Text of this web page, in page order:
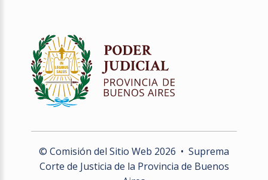
© Comisión del Sitio Web 2026 • Suprema
Corte de Justicia de la Provincia de Buenos